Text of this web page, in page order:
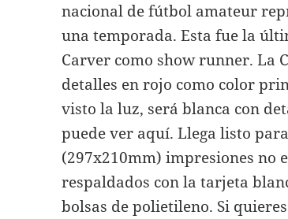
nacional de fútbol amateur
una temporada. Esta fue la
Carver como show runner. La
detalles en rojo como color
visto la luz, será blanca con
puede ver aquí. Llega listo
(297x210mm) impresiones no
respaldados con la tarjeta
bolsas de polietileno. Si